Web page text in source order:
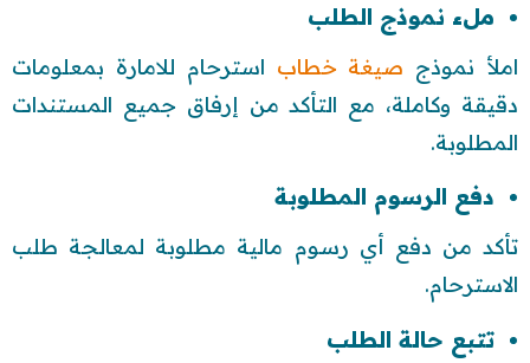
ملء نموذج الطلب
املأ نموذج صيغة خطاب استرحام للامارة بمعلومات
دقيقة وكاملة، مع التأكد من إرفاق جميع المستندات
المطلوبة.
دفع الرسوم المطلوبة
تأكد من دفع أي رسوم مالية مطلوبة لمعالجة طلب
الاسترحام.
تتبع حالة الطلب